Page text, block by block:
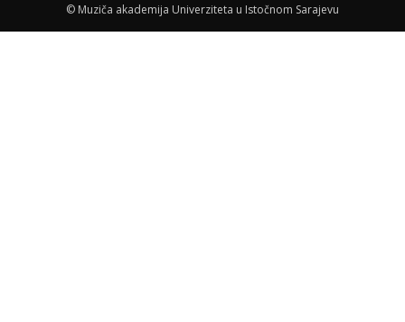
© Muziča akademija Univerziteta u Istočnom Sarajevu